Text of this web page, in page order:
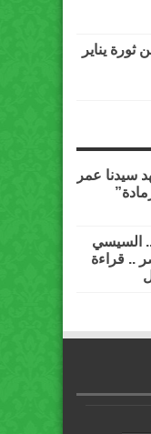
سيدنا عمر
.. السيسي
.. قراءة